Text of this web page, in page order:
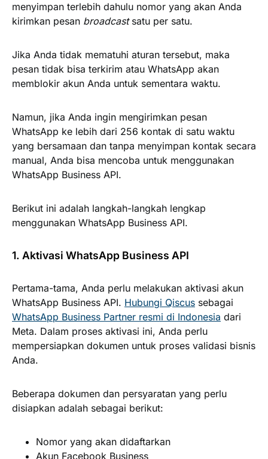
menyimpan terlebih dahulu nomor yang akan Anda
kirimkan pesan broadcast satu per satu.
Jika Anda tidak mematuhi aturan tersebut, maka
pesan tidak bisa terkirim atau WhatsApp akan
memblokir akun Anda untuk sementara waktu.
Namun, jika Anda ingin mengirimkan pesan
WhatsApp ke lebih dari 256 kontak di satu waktu
yang bersamaan dan tanpa menyimpan kontak secara
manual, Anda bisa mencoba untuk menggunakan
WhatsApp Business API.
Berikut ini adalah langkah-langkah lengkap
menggunakan WhatsApp Business API.
1. Aktivasi WhatsApp Business API
Pertama-tama, Anda perlu melakukan aktivasi akun
WhatsApp Business API. Hubungi Qiscus sebagai
WhatsApp Business Partner resmi di Indonesia dari
Meta. Dalam proses aktivasi ini, Anda perlu
mempersiapkan dokumen untuk proses validasi bisnis
Anda.
Beberapa dokumen dan persyaratan yang perlu
disiapkan adalah sebagai berikut:
Nomor yang akan didaftarkan
Akun Facebook Business